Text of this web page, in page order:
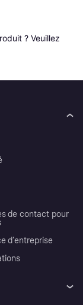
? Veuillez
de contact pour
d’entreprise